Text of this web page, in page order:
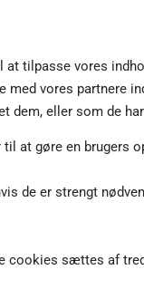
tilpasse vores
vores partnere
dem, eller som de
at gøre en brugers
de er strengt
sættes af